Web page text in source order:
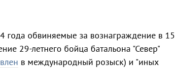
года обвиняемые за вознаграждение в 15
29-летнего бойца батальона "Север"
в международный розыск) и "иных